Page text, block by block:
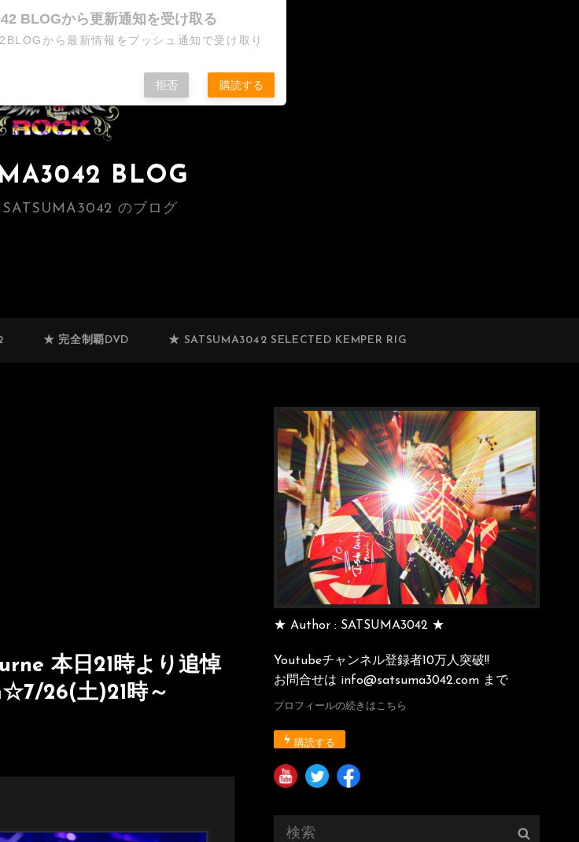
BLOG
のブログ
★ 完全制覇DVD ★ SATSUMA3042 SELECTED KEMPER RIG
本日21時より追悼
26(土)21時～
★ Author : SATSUMA3042 ★
Youtubeチャンネル登録者10万人突破!!
お問合せは info@satsuma3042.com まで
プロフィールの続きはこちら
購読する
BLOGから更新通知を受け取る
から最新情報をプッシュ通知で受け取り
拒否 購読する